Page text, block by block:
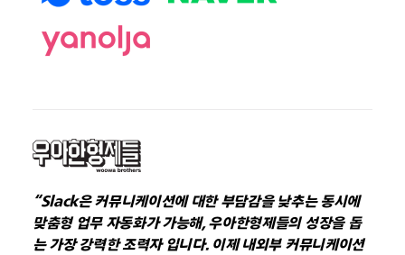
“Slack은 커뮤니케이션에 대한 부담감을 낮추는 동시에
맞춤형 업무 자동화가 가능해, 우아한형제들의 성장을 돕
는 가장 강력한 조력자 입니다. 이제 내외부 커뮤니케이션